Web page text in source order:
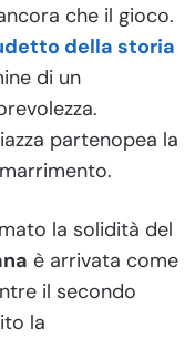
che il gioco.
della storia
di un
partenopea la
la solidità del
è arrivata come
il secondo
la